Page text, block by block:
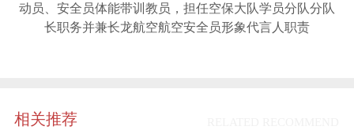
动员、安全员体能带训教员，担任空保大队学员分队分队
长职务并兼长龙航空航空安全员形象代言人职责
相关推荐